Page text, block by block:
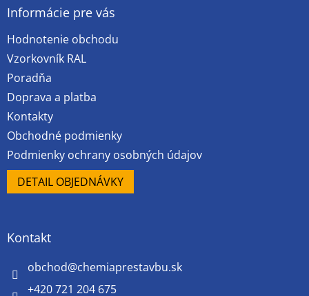
Informácie pre vás
Hodnotenie obchodu
Vzorkovník RAL
Poradňa
Doprava a platba
Kontakty
Obchodné podmienky
Podmienky ochrany osobných údajov
DETAIL OBJEDNÁVKY
Kontakt
obchod@chemiaprestavbu.sk
+420 721 204 675